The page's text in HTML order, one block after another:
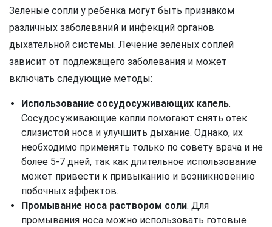
Зеленые сопли у ребенка могут быть признаком
различных заболеваний и инфекций органов
дыхательной системы. Лечение зеленых соплей
зависит от подлежащего заболевания и может
включать следующие методы:
Использование сосудосуживающих капель.
Сосудосуживающие капли помогают снять отек
слизистой носа и улучшить дыхание. Однако, их
необходимо применять только по совету врача и не
более 5-7 дней, так как длительное использование
может привести к привыканию и возникновению
побочных эффектов.
Промывание носа раствором соли. Для
промывания носа можно использовать готовые